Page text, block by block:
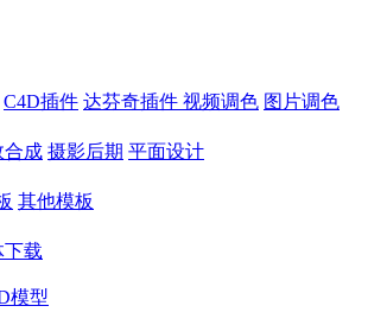
C4D插件 达芬奇插件 视频调色 图片调色
合成 摄影后期 平面设计
其他模板
下载
模型